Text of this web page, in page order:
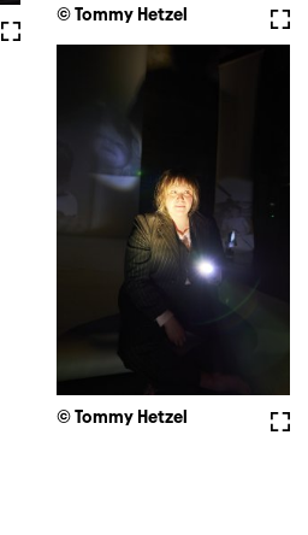
© Tommy Hetzel
Vollbild
© Tommy Hetzel